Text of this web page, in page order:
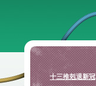
十三推剋退新冠